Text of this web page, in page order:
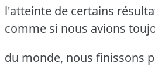
l'atteinte de certains
comme si nous avions
du monde, nous finissons